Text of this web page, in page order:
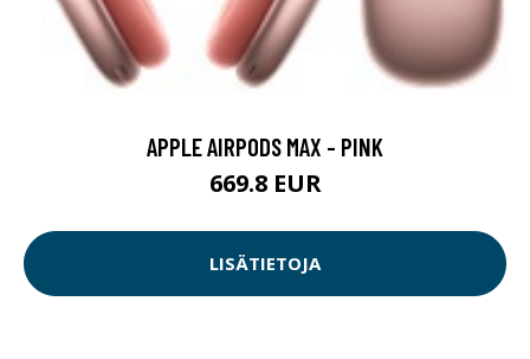
APPLE AIRPODS MAX - PINK
669.8 EUR
LISÄTIETOJA